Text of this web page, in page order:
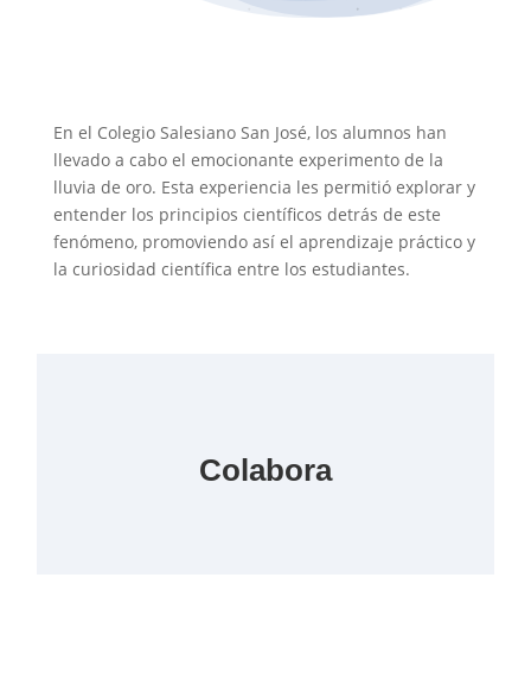
En el Colegio Salesiano San José, los alumnos han
llevado a cabo el emocionante experimento de la
lluvia de oro. Esta experiencia les permitió explorar y
entender los principios científicos detrás de este
fenómeno, promoviendo así el aprendizaje práctico y
la curiosidad científica entre los estudiantes.
Colabora